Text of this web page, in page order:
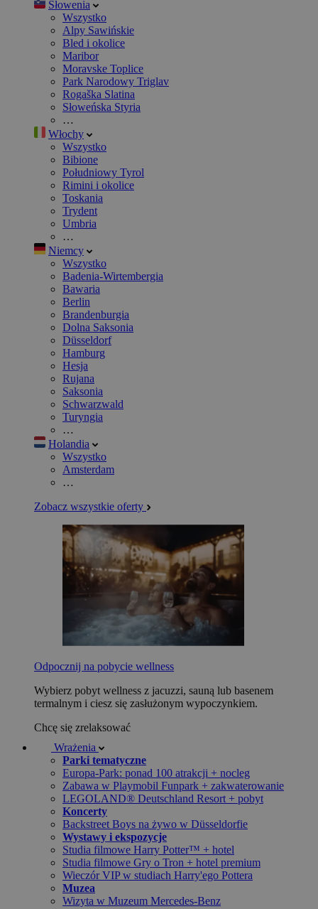
Słowenia
Wszystko
Alpy Sawińskie
Bled i okolice
Maribor
Moravske Toplice
Park Narodowy Triglav
Rogaška Slatina
Słoweńska Styria
…
Włochy
Wszystko
Bibione
Południowy Tyrol
Rimini i okolice
Toskania
Trydent
Umbria
…
Niemcy
Wszystko
Badenia-Wirtembergia
Bawaria
Berlin
Brandenburgia
Dolna Saksonia
Düsseldorf
Hamburg
Hesja
Rujana
Saksonia
Schwarzwald
Turyngia
…
Holandia
Wszystko
Amsterdam
…
Zobacz wszystkie oferty
Odpocznij na pobycie wellness
Wybierz pobyt wellness z jacuzzi, sauną lub basenem
termalnym i ciesz się zasłużonym wypoczynkiem.
Chcę się zrelaksować
Wrażenia
Parki tematyczne
Europa-Park: ponad 100 atrakcji + nocleg
Zabawa w Playmobil Funpark + zakwaterowanie
LEGOLAND® Deutschland Resort + pobyt
Koncerty
Backstreet Boys na żywo w Düsseldorfie
Wystawy i ekspozycje
Studia filmowe Harry Potter™ + hotel
Studia filmowe Gry o Tron + hotel premium
Wieczór VIP w studiach Harry'ego Pottera
Muzea
Wizyta w Muzeum Mercedes-Benz